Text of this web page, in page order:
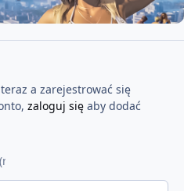
a zarejestrować się
zaloguj sięaby dodać